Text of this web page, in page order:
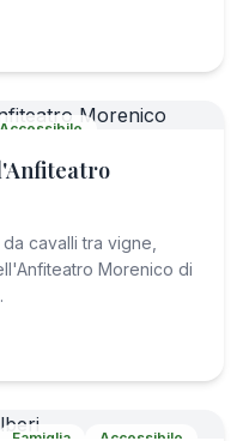
Accessibile
cavalli tra vigne,
Morenico di